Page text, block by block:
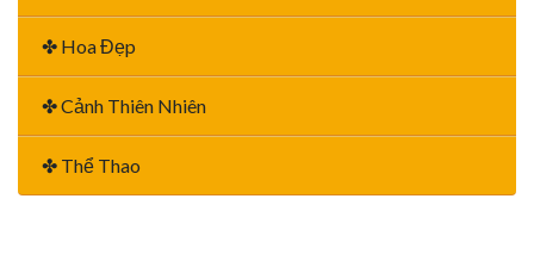
✤ Hoa Đẹp
✤ Cảnh Thiên Nhiên
✤ Thể Thao